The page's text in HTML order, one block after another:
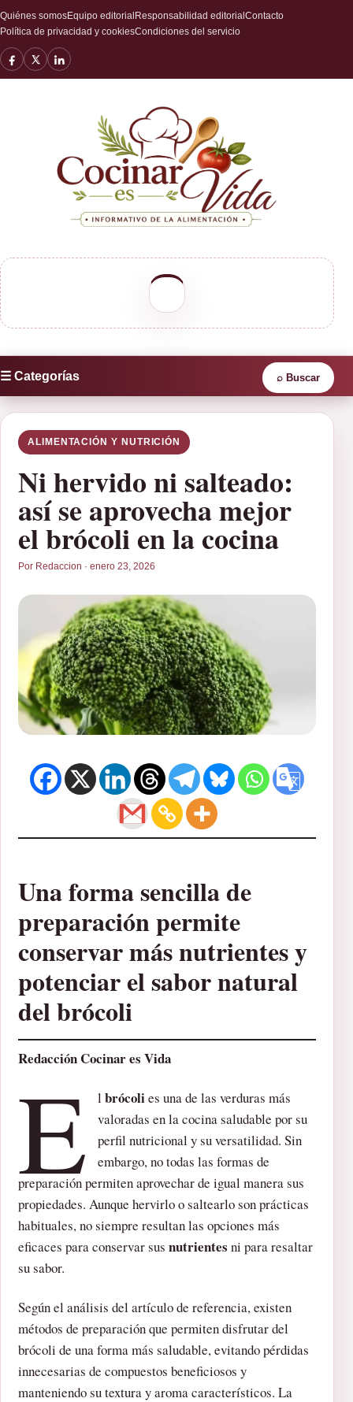
Quiénes somosEquipo editorial Responsabilidad editorial Contacto
Política de privacidad y cookiesCondiciones del servicio
☰ Categorías ⌕ Buscar
ALIMENTACIÓN Y NUTRICIÓN
Ni hervido ni salteado:
así se aprovecha mejor
el brócoli en la cocina
Por Redaccion · enero 23, 2026
Una forma sencilla de
preparación permite
conservar más nutrientes y
potenciar el sabor natural
del brócoli
Redacción Cocinar es Vida
E lbrócolies una de las verduras más
valoradas en la cocina saludable por su
perfil nutricional y su versatilidad. Sin
embargo, no todas las formas de
preparación permiten aprovechar de igual manera sus
propiedades. Aunque hervirlo o saltearlo son prácticas
habituales, no siempre resultan las opciones más
eficaces para conservar sus nutrientes ni para resaltar
su sabor.
Según el análisis del artículo de referencia, existen
métodos de preparación que permiten disfrutar del
brócoli de una forma más saludable, evitando pérdidas
innecesarias de compuestos beneficiosos y
manteniendo su textura y aroma característicos. La